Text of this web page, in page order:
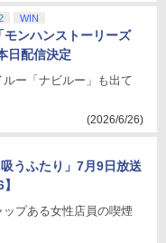
WIN
ンハンストーリーズ
日配信決定
ー「ナビルー」も出て
(2026/6/26)
うふたり」7月9日放送
プある女性店員の喫煙